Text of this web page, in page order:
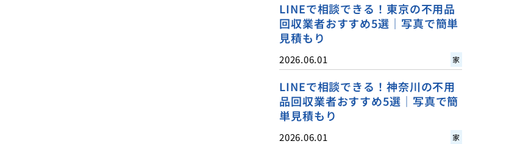
LINEで相談できる！東京の不用品
回収業者おすすめ5選｜写真で簡単
見積もり
2026.06.01 家
LINEで相談できる！神奈川の不用
品回収業者おすすめ5選｜写真で簡
単見積もり
2026.06.01 家